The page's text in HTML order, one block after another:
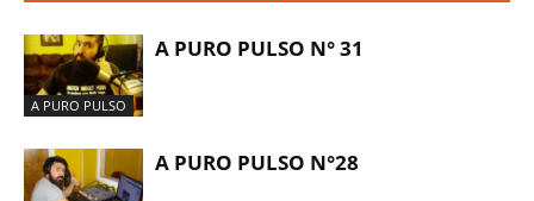
A PURO PULSO
A PURO PULSO N° 31
A PURO PULSO N°28